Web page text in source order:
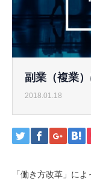
副業（複業
2018.01.18
「働き方改革」に